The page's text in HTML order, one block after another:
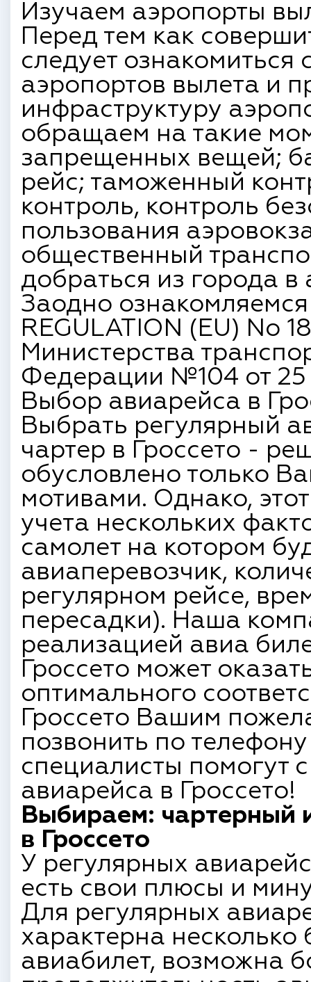
Изучаем аэропорты
Перед тем как
следует
аэропортов вылета и
инфраструктуру
обращаем на такие
запрещенных вещей;
рейс; таможенный
контроль, контроль
пользования
общественный
добраться из города в
Заодно ознакомляемся
REGULATION (EU) No
Министерства
Федерации №104 от 25
Выбор авиарейса в
Выбрать регулярный
чартер в Гроссето -
обусловлено только
мотивами. Однако,
учета нескольких
самолет на котором
авиаперевозчик,
регулярном рейсе,
пересадки). Наша
реализацией авиа
Гроссето может
оптимального
Гроссето Вашим
позвонить по
специалисты помогут
авиарейса в Гроссето!
Выбираем: чартерный
в Гроссето
У регулярных
есть свои плюсы и
Для регулярных
характерна
авиабилет, возможна